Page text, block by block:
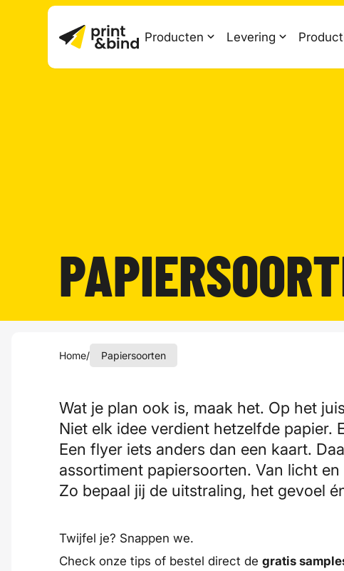
Producten Levering
Home/ Papiersoorten
Wat je plan ook is, maak het. Op het
Niet elk idee verdient hetzelfde papier.
Een flyer iets anders dan een kaart.
assortiment papiersoorten. Van licht
Zo bepaal jij de uitstraling, het gevoel
Twijfel je? Snappen we.
Check onzetips of bestel direct degratis